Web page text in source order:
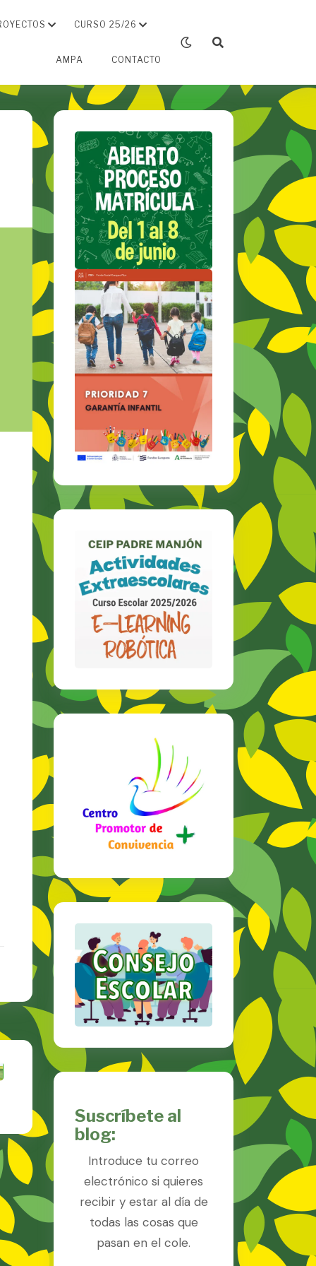
CURSO 25/26
AMPA CONTACTO
Suscríbete al
blog:
Introduce tu correo
electrónico si quieres
recibir y estar al día de
todas las cosas que
pasan en el cole.